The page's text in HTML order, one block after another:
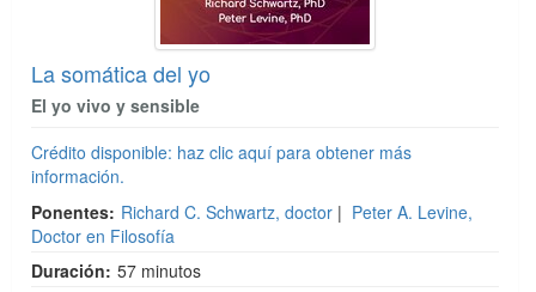
La somática del yo
El yo vivo y sensible
Crédito disponible: haz clic aquí para obtener más
información.
Ponentes: Richard C. Schwartz, doctor | Peter A. Levine,
Doctor en Filosofía
Duración: 57 minutos